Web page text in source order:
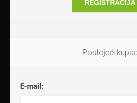
REGISTRACIJA
Postojeći kupac
E-mail: